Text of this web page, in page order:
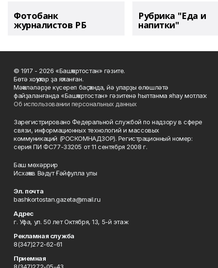
Фотобанк
журналистов РБ
Рубрика "Еда и
напитки"
© 1917 - 2026 «Башҡортостан» гәзите.
Бөтә хоҡуҡтар ҙа яҡланған.
Мәҡәләләрҙе күсереп баҫҡанда, йә уларҙы өлөшләтә
файҙаланғанда «Башҡортостан» гәзитенә һылтанма яһау мотлаҡ.
Об использовании персональных данных
Зарегистрировано Федеральной службой по надзору в сфере
связи, информационных технологий и массовых
коммуникаций (РОСКОМНАДЗОР). Регистрационный номер:
серия ПИ ФС77-33205 от 11 сентября 2008 г.
Баш мөхәррир
Исхаҡов Вәдүт Ғәйфулла улы
Эл. почта
bashkortostan.gazeta@mail.ru
Адрес
г. Уфа, ул. 50 лет Октября, 13, 5-й этаж
Рекламная служба
8(347)272-62-61
Приемная